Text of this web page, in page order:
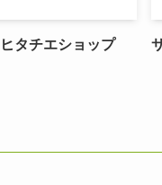
タチエショップ